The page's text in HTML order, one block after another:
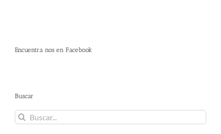
Encuentra nos en Facebook
Buscar
Buscar: